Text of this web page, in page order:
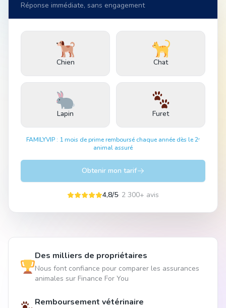
04 51 55 49 38
Réponse immédiate, sans engagement
Chien Chat
Lapin Furet
FAMILYVIP : 1 mois de prime remboursé chaque année dès le 2ᵉ
animal assuré
Obtenir mon tarif
4,8/5· 2 300+ avis
Des milliers de propriétaires
Nous font confiance pour comparer les assurances
animales sur Finance For You
Remboursement vétérinaire